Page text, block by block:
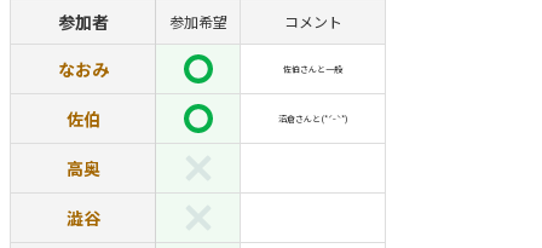
参加者 参加希望 コメント
なおみ 佐伯さんと一般
佐伯 沼倉さんと(*ˊᵕˋ*)
高奥
澁谷